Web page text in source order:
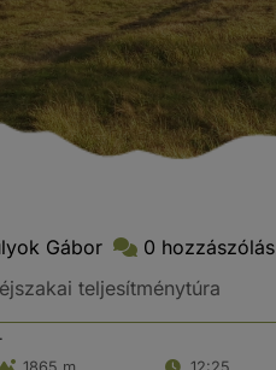
Gábor 0 hozzászólás
teljesítménytúra